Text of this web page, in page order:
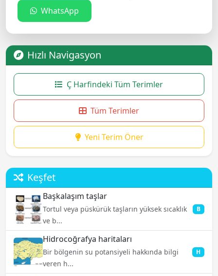
WhatsApp
Hızlı Navigasyon
Ç Harfindeki Tüm Terimler
Tüm Terimler
Yeni Terim Öner
Keşfet
Başkalaşım taşlar
Tortul veya püskürük taşların yüksek sıcaklık
ve b...
B
Hidrocoğrafya haritaları
Bir bölgenin su potansiyeli hakkında bilgi
veren h...
H